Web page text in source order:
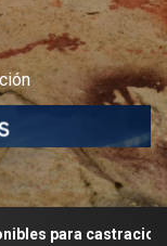
de felinos y caninos